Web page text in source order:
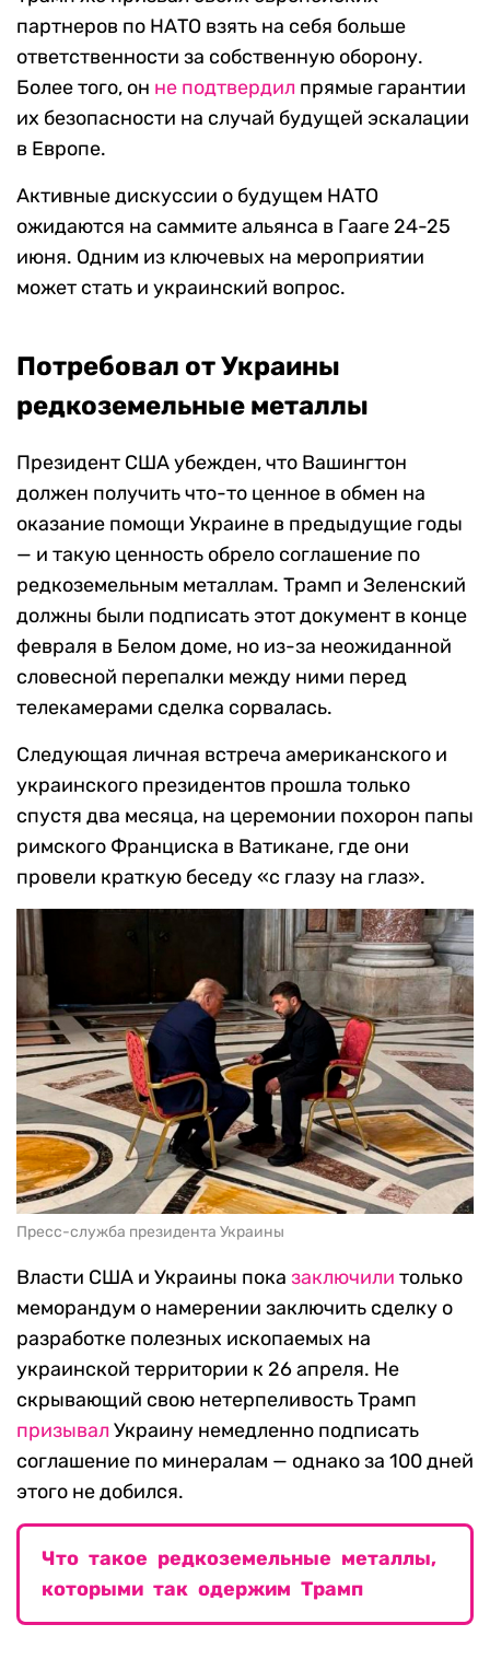
партнеров по НАТО взять на себя больше
ответственности за собственную оборону.
Более того, он не подтвердил прямые гарантии
их безопасности на случай будущей эскалации
в Европе.
Активные дискуссии о будущем НАТО
ожидаются на саммите альянса в Гааге 24-25
июня. Одним из ключевых на мероприятии
может стать и украинский вопрос.
Потребовал от Украины
редкоземельные металлы
Президент США убежден, что Вашингтон
должен получить что-то ценное в обмен на
оказание помощи Украине в предыдущие годы
— и такую ценность обрело соглашение по
редкоземельным металлам. Трамп и Зеленский
должны были подписать этот документ в конце
февраля в Белом доме, но из-за неожиданной
словесной перепалки между ними перед
телекамерами сделка сорвалась.
Следующая личная встреча американского и
украинского президентов прошла только
спустя два месяца, на церемонии похорон папы
римского Франциска в Ватикане, где они
провели краткую беседу «с глазу на глаз».
Пресс-служба президента Украины
Власти США и Украины пока заключили только
меморандум о намерении заключить сделку о
разработке полезных ископаемых на
украинской территории к 26 апреля. Не
скрывающий свою нетерпеливость Трамп
призывал Украину немедленно подписать
соглашение по минералам — однако за 100 дней
этого не добился.
Что такое редкоземельные металлы,
которыми так одержим Трамп